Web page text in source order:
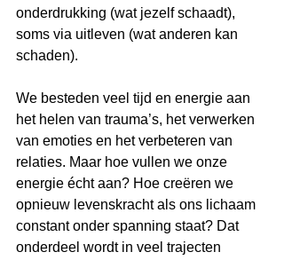
onderdrukking (wat jezelf schaadt),
soms via uitleven (wat anderen kan
schaden).
We besteden veel tijd en energie aan
het helen van trauma’s, het verwerken
van emoties en het verbeteren van
relaties. Maar hoe vullen we onze
energie écht aan? Hoe creëren we
opnieuw levenskracht als ons lichaam
constant onder spanning staat? Dat
onderdeel wordt in veel trajecten